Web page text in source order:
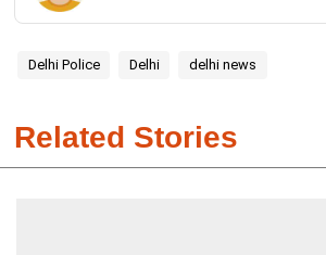
Delhi Police Delhi delhi news
Related Stories